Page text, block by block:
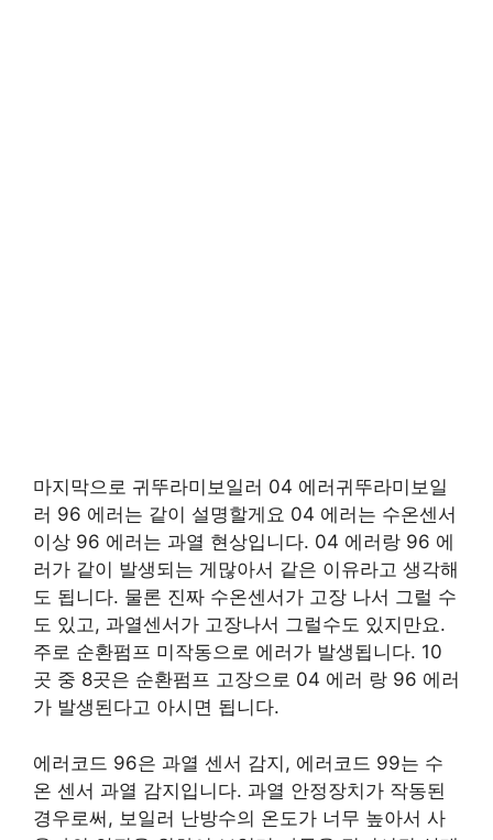
마지막으로 귀뚜라미보일러 04 에러귀뚜라미보일
러 96 에러는 같이 설명할게요 04 에러는 수온센서
이상 96 에러는 과열 현상입니다. 04 에러랑 96 에
러가 같이 발생되는 게많아서 같은 이유라고 생각해
도 됩니다. 물론 진짜 수온센서가 고장 나서 그럴 수
도 있고, 과열센서가 고장나서 그럴수도 있지만요.
주로 순환펌프 미작동으로 에러가 발생됩니다. 10
곳 중 8곳은 순환펌프 고장으로 04 에러 랑 96 에러
가 발생된다고 아시면 됩니다.
에러코드 96은 과열 센서 감지, 에러코드 99는 수
온 센서 과열 감지입니다. 과열 안정장치가 작동된
경우로써, 보일러 난방수의 온도가 너무 높아서 사